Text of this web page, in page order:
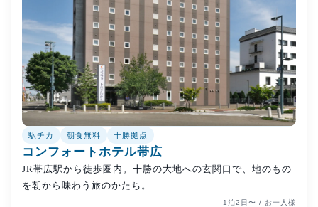
駅チカ 朝食無料 十勝拠点
コンフォートホテル帯広
JR帯広駅から徒歩圏内。十勝の大地への玄関口で、地のもの
を朝から味わう旅のかたち。
1泊2日〜 / お一人様